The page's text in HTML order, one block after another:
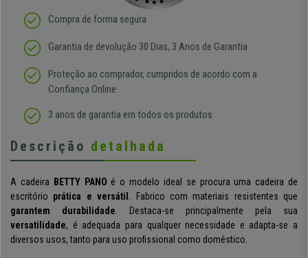
Compra de forma segura
Garantia de devolução 30 Dias, 3 Anos de Garantia
Proteção ao comprador, cumpridos de acordo com a
Confiança Online
3 anos de garantia em todos os produtos
Descrição detalhada
A cadeira BETTY PANO é o modelo ideal se procura uma cadeira de
escritório prática e versátil . Fabrico com materiais resistentes que
garantem durabilidade . Destaca-se principalmente pela sua
versatilidade, é adequada para qualquer necessidade e adapta-se a
diversos usos, tanto para uso profissional como doméstico.